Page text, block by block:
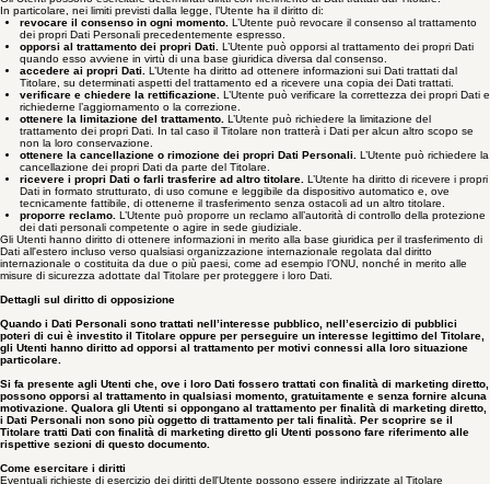
Diritti dell’Utente sulla base del Regolamento Generale sulla Protezione dei Dati (GDPR)
Gli Utenti possono esercitare determinati diritti con riferimento ai Dati trattati dal Titolare.
In particolare, nei limiti previsti dalla legge, l’Utente ha il diritto di:
revocare il consenso in ogni momento. L’Utente può revocare il consenso al trattamento
dei propri Dati Personali precedentemente espresso.
opporsi al trattamento dei propri Dati.L’Utente può opporsi al trattamento dei propri Dati
quando esso avviene in virtù di una base giuridica diversa dal consenso.
accedere ai propri Dati.L’Utente ha diritto ad ottenere informazioni sui Dati trattati dal
Titolare, su determinati aspetti del trattamento ed a ricevere una copia dei Dati trattati.
verificare e chiedere la rettificazione.L’Utente può verificare la correttezza dei propri Dati e
richiederne l’aggiornamento o la correzione.
ottenere la limitazione del trattamento.L’Utente può richiedere la limitazione del
trattamento dei propri Dati. In tal caso il Titolare non tratterà i Dati per alcun altro scopo se
non la loro conservazione.
ottenere la cancellazione o rimozione dei propri Dati Personali.L’Utente può richiedere la
cancellazione dei propri Dati da parte del Titolare.
ricevere i propri Dati o farli trasferire ad altro titolare.L’Utente ha diritto di ricevere i propri
Dati in formato strutturato, di uso comune e leggibile da dispositivo automatico e, ove
tecnicamente fattibile, di ottenerne il trasferimento senza ostacoli ad un altro titolare.
proporre reclamo.L’Utente può proporre un reclamo all’autorità di controllo della protezione
dei dati personali competente o agire in sede giudiziale.
Gli Utenti hanno diritto di ottenere informazioni in merito alla base giuridica per il trasferimento di
Dati all'estero incluso verso qualsiasi organizzazione internazionale regolata dal diritto
internazionale o costituita da due o più paesi, come ad esempio l’ONU, nonché in merito alle
misure di sicurezza adottate dal Titolare per proteggere i loro Dati.
Dettagli sul diritto di opposizione
Quando i Dati Personali sono trattati nell’interesse pubblico, nell’esercizio di pubblici
poteri di cui è investito il Titolare oppure per perseguire un interesse legittimo del Titolare,
gli Utenti hanno diritto ad opporsi al trattamento per motivi connessi alla loro situazione
particolare.
Si fa presente agli Utenti che, ove i loro Dati fossero trattati con finalità di marketing diretto,
possono opporsi al trattamento in qualsiasi momento, gratuitamente e senza fornire alcuna
motivazione. Qualora gli Utenti si oppongano al trattamento per finalità di marketing diretto,
i Dati Personali non sono più oggetto di trattamento per tali finalità. Per scoprire se il
Titolare tratti Dati con finalità di marketing diretto gli Utenti possono fare riferimento alle
rispettive sezioni di questo documento.